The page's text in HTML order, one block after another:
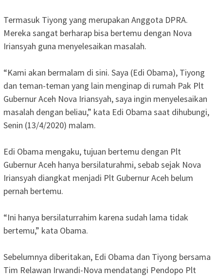
Termasuk Tiyong yang merupakan Anggota DPRA.
Mereka sangat berharap bisa bertemu dengan Nova
Iriansyah guna menyelesaikan masalah.
“Kami akan bermalam di sini. Saya (Edi Obama), Tiyong
dan teman-teman yang lain menginap di rumah Pak Plt
Gubernur Aceh Nova Iriansyah, saya ingin menyelesaikan
masalah dengan beliau,” kata Edi Obama saat dihubungi,
Senin (13/4/2020) malam.
Edi Obama mengaku, tujuan bertemu dengan Plt
Gubernur Aceh hanya bersilaturahmi, sebab sejak Nova
Iriansyah diangkat menjadi Plt Gubernur Aceh belum
pernah bertemu.
“Ini hanya bersilaturrahim karena sudah lama tidak
bertemu,” kata Obama.
Sebelumnya diberitakan, Edi Obama dan Tiyong bersama
Tim Relawan Irwandi-Nova mendatangi Pendopo Plt